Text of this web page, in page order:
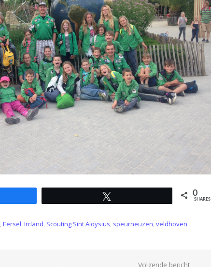
0
SHARES
,Eersel,Irrland, Scouting Sint Aloysius, speurneuzen,veldhoven,
Volgende bericht